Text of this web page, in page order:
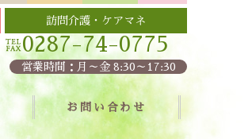
訪問介護・ケアマネ
0287-74-0775
営業時間：月～金 8:30～17:30
お問い合わせ